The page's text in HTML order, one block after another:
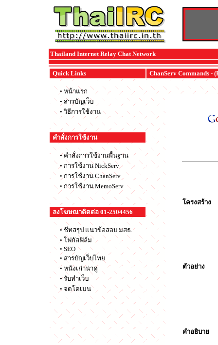
Thailand Internet Relay Chat Network
Quick Links
• หน้าแรก
• สารบัญเว็บ
• วิธีการใช้งาน
คำสั่งการใช้งาน
• คำสั่งการใช้งานพื้นฐาน
• การใช้งาน NickServ
• การใช้งาน ChanServ
• การใช้งาน MemoServ
ลงโฆษณาติดต่อ 01-2504456
• ชีทสรุป แนวข้อสอบ มสธ.
• โฟกัสฟิล์ม
• SEO
• สารบัญเว็บไทย
• หนังเก่าน่าดู
•รับทำเว็บ
• จดโดเมน
ChanServ Commands -
โครงสร้าง
ตัวอย่าง
คำอธิบาย